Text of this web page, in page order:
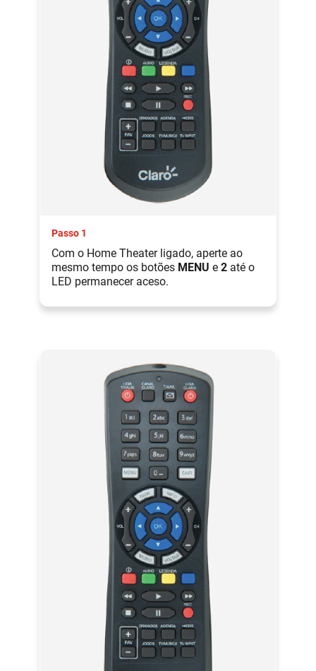
Passo 1
Com o Home Theater ligado, aperte ao
mesmo tempo os botões MENU e 2 até o
LED permanecer aceso.